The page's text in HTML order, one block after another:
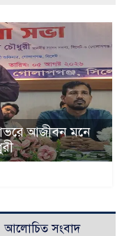
স্মারকস্তম্ভ:
আলোচিত সংবাদ